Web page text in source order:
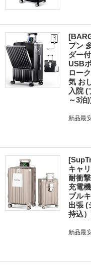
プン
ダー
USB
ロー
気 お
入院
～3泊
新品最
キャ
耐衝
充電
ブル
出張 (
持込
新品最